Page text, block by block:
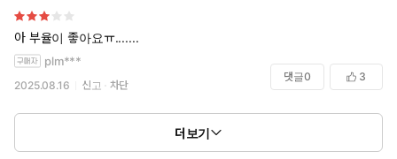
아 부율이 좋아요ㅠ.......
plm***
2025.08.16 신고 차단
댓글0 3
더보기